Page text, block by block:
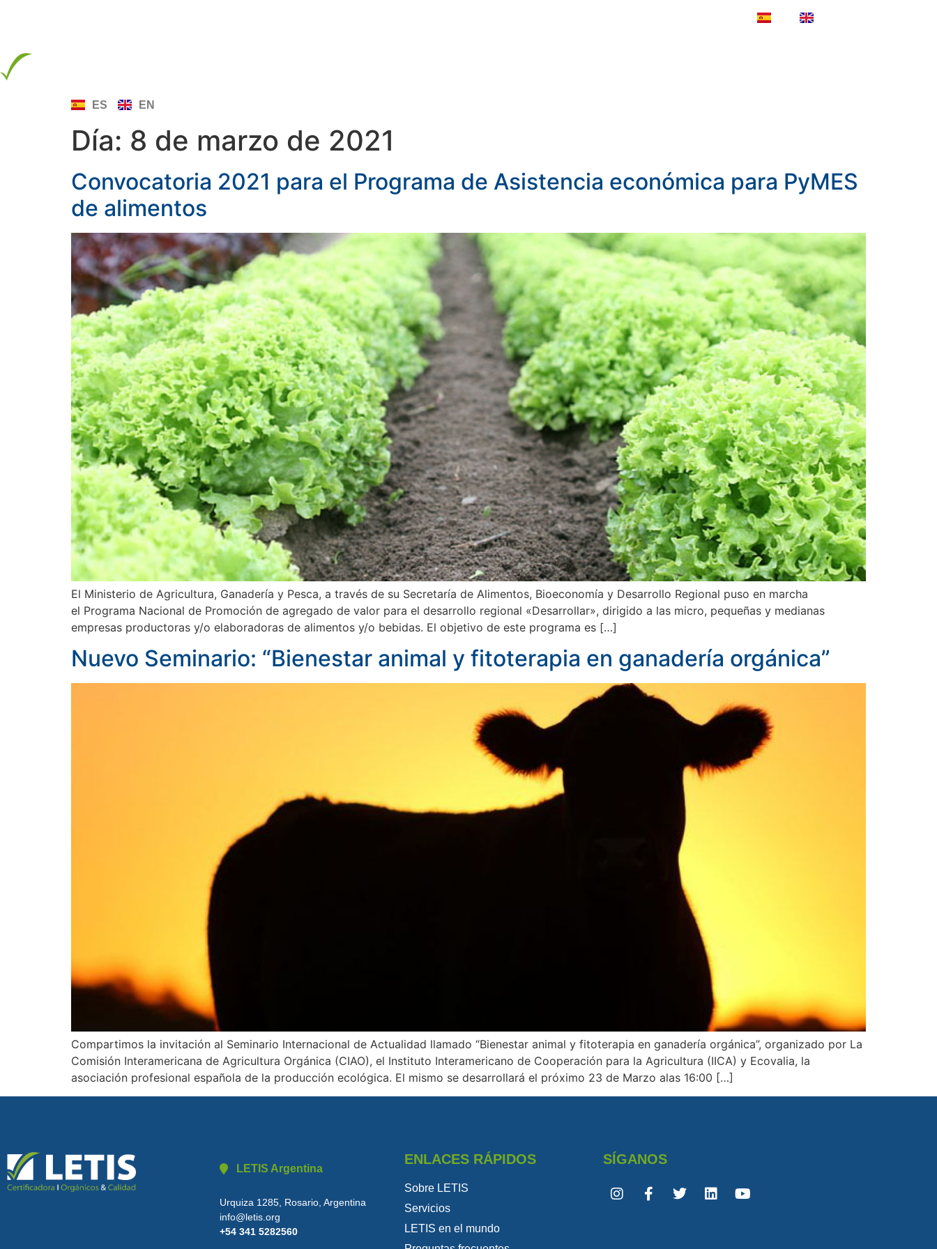
ES EN
Día: 8 de marzo de 2021
Convocatoria 2021 para el Programa de Asistencia económica para PyMES
de alimentos
El Ministerio de Agricultura, Ganadería y Pesca, a través de su Secretaría de Alimentos, Bioeconomía y Desarrollo Regional puso en marcha
el Programa Nacional de Promoción de agregado de valor para el desarrollo regional «Desarrollar», dirigido a las micro, pequeñas y medianas
empresas productoras y/o elaboradoras de alimentos y/o bebidas. El objetivo de este programa es […]
Nuevo Seminario: “Bienestar animal y fitoterapia en ganadería orgánica”
Compartimos la invitación al Seminario Internacional de Actualidad llamado “Bienestar animal y fitoterapia en ganadería orgánica”, organizado por La
Comisión Interamericana de Agricultura Orgánica (CIAO), el Instituto Interamericano de Cooperación para la Agricultura (IICA) y Ecovalia, la
asociación profesional española de la producción ecológica. El mismo se desarrollará el próximo 23 de Marzo alas 16:00 […]
LETIS Argentina
Urquiza 1285, Rosario, Argentina
info@letis.org
+54 341 5282560
ENLACES RÁPIDOS
Sobre LETIS
Servicios
LETIS en el mundo
SÍGANOS